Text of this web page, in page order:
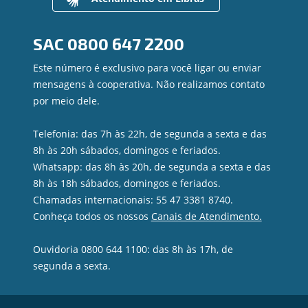
Contato
Ouvidoria
SAC 0800 647 2200
Este número é exclusivo para você ligar ou enviar
mensagens à cooperativa. Não realizamos contato
por meio dele.
Telefonia: das 7h às 22h, de segunda a sexta e das
8h às 20h sábados, domingos e feriados.
Whatsapp: das 8h às 20h, de segunda a sexta e das
8h às 18h sábados, domingos e feriados.
Chamadas internacionais: 55 47 3381 8740.
Conheça todos os nossos Canais de Atendimento.
Ouvidoria 0800 644 1100: das 8h às 17h, de
segunda a sexta.